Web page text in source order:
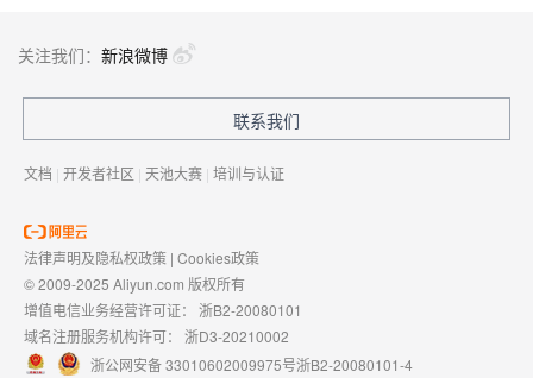
关注我们： 新浪微博
联系我们
文档 | 开发者社区 | 天池大赛 | 培训与认证
法律声明及隐私权政策 | Cookies政策
© 2009-2025 Aliyun.com 版权所有
增值电信业务经营许可证： 浙B2-20080101
域名注册服务机构许可： 浙D3-20210002
浙公网安备 33010602009975号浙B2-20080101-4